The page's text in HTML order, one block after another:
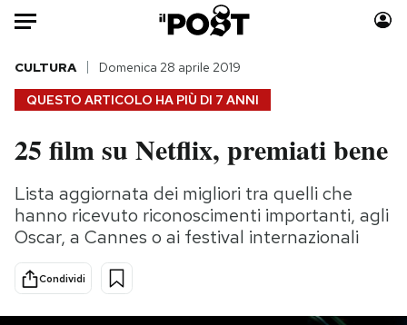
Auto
HOME
Italia
Politica
Tecnologia
Scienza
Moda
Consumismi
Storie/Idee
QUESTO ARTICOLO HA PIÙ DI 7 ANNI
CULTURA Domenica 28 aprile 2019
25 film su Netflix, premiati bene
Lista aggiornata dei migliori tra quelli che
hanno ricevuto riconoscimenti importanti, agli
Oscar, a Cannes o ai festival internazionali
Condividi